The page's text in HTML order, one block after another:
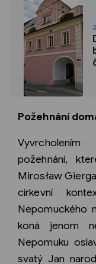
Požehnání
požehnání,
Mirosław
církevní
Nepomuckého
koná jenom
Nepomuku
svatý Jan